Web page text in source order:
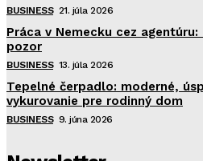
BUSINESS 21. júla 2026
Práca v Nemecku cez
pozor
BUSINESS 13. júla 2026
Tepelné čerpadlo: moderné,
vykurovanie pre rodinný dom
BUSINESS 9. júna 2026